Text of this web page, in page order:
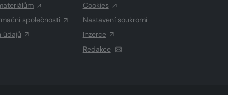
společnosti
údajů
Cookies
Nastavení soukromí
Inzerce
Redakce